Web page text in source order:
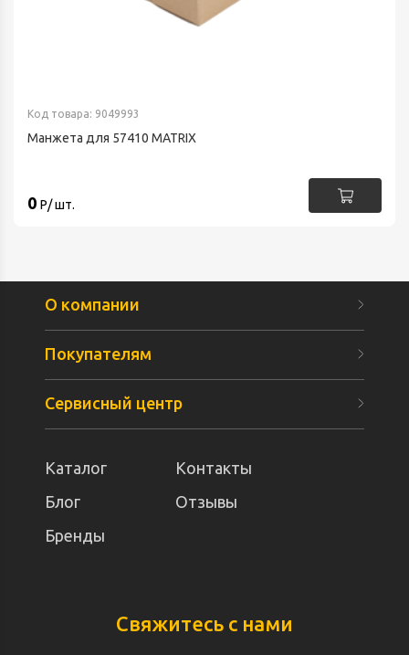
Код товара: 9049993
Манжета для 57410 MATRIX
0 Р/ шт.
О компании
Покупателям
Сервисный центр
Каталог
Контакты
Блог
Отзывы
Бренды
Свяжитесь с нами